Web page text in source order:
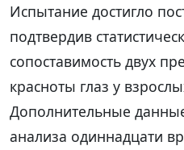
Испытание достигло
подтвердив
сопоставимость двух
красноты глаз у
Дополнительные
анализа одиннадцати